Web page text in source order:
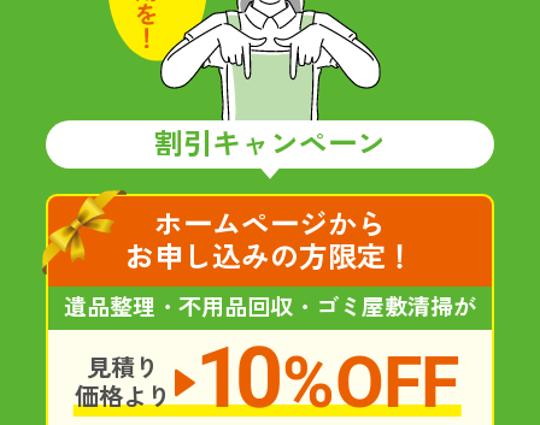
割引キャンペーン
ホームページから
お申し込みの方限定！
遺品整理・不用品回収・ゴミ屋敷清掃が
見積り
価格より
10%OFF